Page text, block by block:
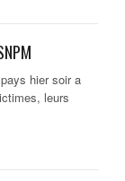
hier soir a
leurs